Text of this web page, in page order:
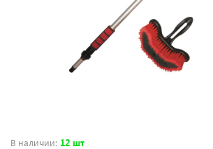
В наличии: 12 шт